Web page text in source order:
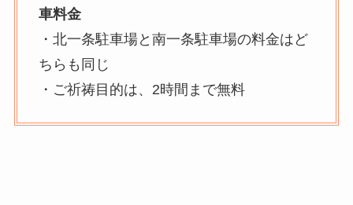
車料金
・北一条駐車場と南一条駐車場の料金はど
ちらも同じ
・ご祈祷目的は、2時間まで無料